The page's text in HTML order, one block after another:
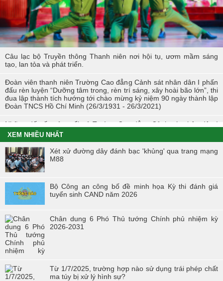
Chính phủ
Câu lạc bộ Truyền thông Thanh niên nơi hội tụ, ươm mầm sáng
tạo, lan tỏa và phát triển.
Đoàn viên thanh niên Trường Cao đẳng Cảnh sát nhân dân I phấn
đấu rèn luyện “Dưỡng tâm trong, rèn trí sáng, xây hoài bão lớn”, thi
đua lập thành tích hướng tới chào mừng kỷ niệm 90 ngày thành lập
Đoàn TNCS Hồ Chí Minh (26/3/1931 - 26/3/2021)
Những dấu ấn của tuổi trẻ Trường Cao đẳng Cảnh sát nhân dân I
trong Tháng Thanh niên 2021
Chiến dịch tình nguyện mùa đông năm 2020 và Xuân biên cương
năm 2021 trong tuổi trẻ Trường Cao đẳng Cảnh sát nhân dân I
đoàn tại Hội thi “Đoàn viên Công đoàn Tổng cục Chính trị CAND
học tập và làm theo tư tưởng, đạo đức, phong cách Hồ Chí Minh” -
khu vực phía Bắc
Hội thi “Người chiến sĩ Cảnh sát thanh lịch, tài năng” lần thứ 2 năm
2017.
XEM NHIỀU NHẤT
Xét xử đường dây đánh bạc 'khủng' qua trang mạng
M88
Bộ Công an công bố đề minh họa Kỳ thi đánh giá
tuyển sinh CAND năm 2026
Chân dung 6 Phó Thủ tướng Chính phủ nhiệm kỳ
2026-2031
Từ 1/7/2025, trường hợp nào sử dụng trái phép chất
ma túy bị xử lý hình sự?